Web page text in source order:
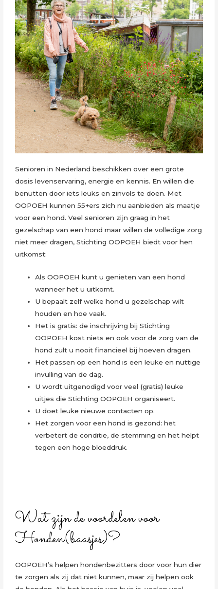
Senioren in Nederland beschikken over een grote
dosis levenservaring, energie en kennis. En willen die
benutten door iets leuks en zinvols te doen. Met
OOPOEH kunnen 55+ers zich nu aanbieden als maatje
voor een hond. Veel senioren zijn graag in het
gezelschap van een hond maar willen de volledige zorg
niet meer dragen, Stichting OOPOEH biedt voor hen
uitkomst:
Als OOPOEH kunt u genieten van een hond
wanneer het u uitkomt.
U bepaalt zelf welke hond u gezelschap wilt
houden en hoe vaak.
Het is gratis: de inschrijving bij Stichting
OOPOEH kost niets en ook voor de zorg van de
hond zult u nooit financieel bij hoeven dragen.
Het passen op een hond is een leuke en nuttige
invulling van de dag.
U wordt uitgenodigd voor veel (gratis) leuke
uitjes die Stichting OOPOEH organiseert.
U doet leuke nieuwe contacten op.
Het zorgen voor een hond is gezond: het
verbetert de conditie, de stemming en het helpt
tegen een hoge bloeddruk.
Wat zijn de voordelen voor
Honden(baasjes)?
OOPOEH’s helpen hondenbezitters door voor hun dier
te zorgen als zij dat niet kunnen, maar zij helpen ook